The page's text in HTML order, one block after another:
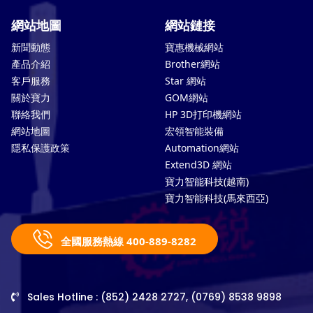
網站地圖
新聞動態
產品介紹
客戶服務
關於寶力
聯絡我們
網站地圖
隱私保護政策
網站鏈接
寶惠機械網站
Brother網站
Star 網站
GOM網站
HP 3D打印機網站
宏領智能裝備
Automation網站
Extend3D 網站
寶力智能科技(越南)
寶力智能科技(馬來西亞)
全國服務熱線 400-889-8282
Sales Hotline : (852) 2428 2727, (0769) 8538 9898